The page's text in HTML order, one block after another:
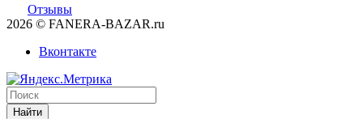
Отзывы
2026 © FANERA-BAZAR.ru
Вконтакте
Найти